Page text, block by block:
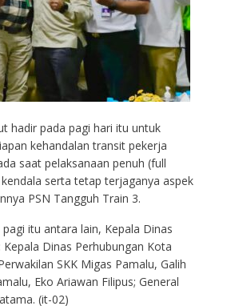
hadir pada pagi hari itu untuk
kehandalan transit pekerja
saat pelaksanaan penuh (full
serta tetap terjaganya aspek
PSN Tangguh Train 3.
itu antara lain, Kepala Dinas
Dinas Perhubungan Kota
SKK Migas Pamalu, Galih
Eko Ariawan Filipus; General
(it-02)